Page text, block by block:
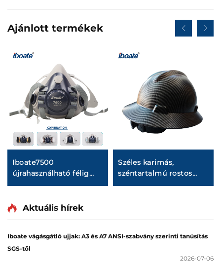
Ajánlott termékek
Iboate7500
újrahasználható félig
arcvédő maszk | CE
Széles karimás,
széntartalmú rostos
biztonsági sisak – ANSI
Aktuális hírek
Iboate vágásgátló ujjak: A3 és A7 ANSI-szabvány szerinti tanúsítás
SGS-től
2026-07-06